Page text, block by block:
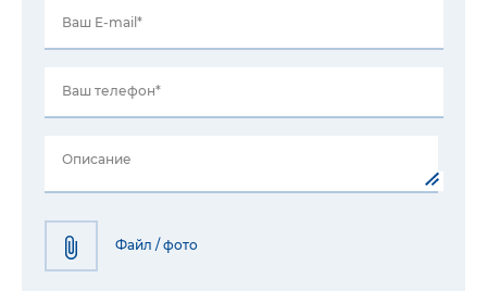
Ваш E-mail*
Ваш телефон*
Описание
Файл / фото